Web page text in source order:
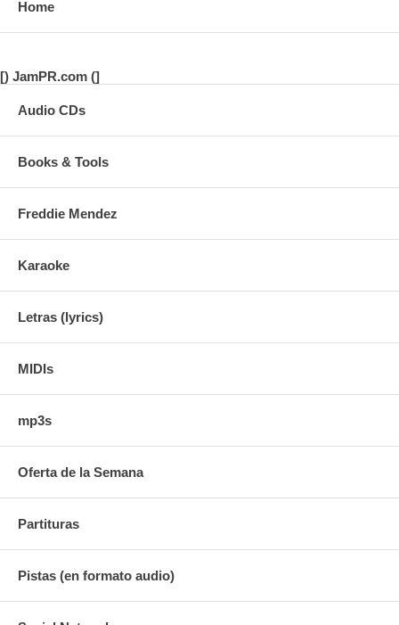
Home
[) JamPR.com (]
Audio CDs
Books & Tools
Freddie Mendez
Karaoke
Letras (lyrics)
MIDIs
mp3s
Oferta de la Semana
Partituras
Pistas (en formato audio)